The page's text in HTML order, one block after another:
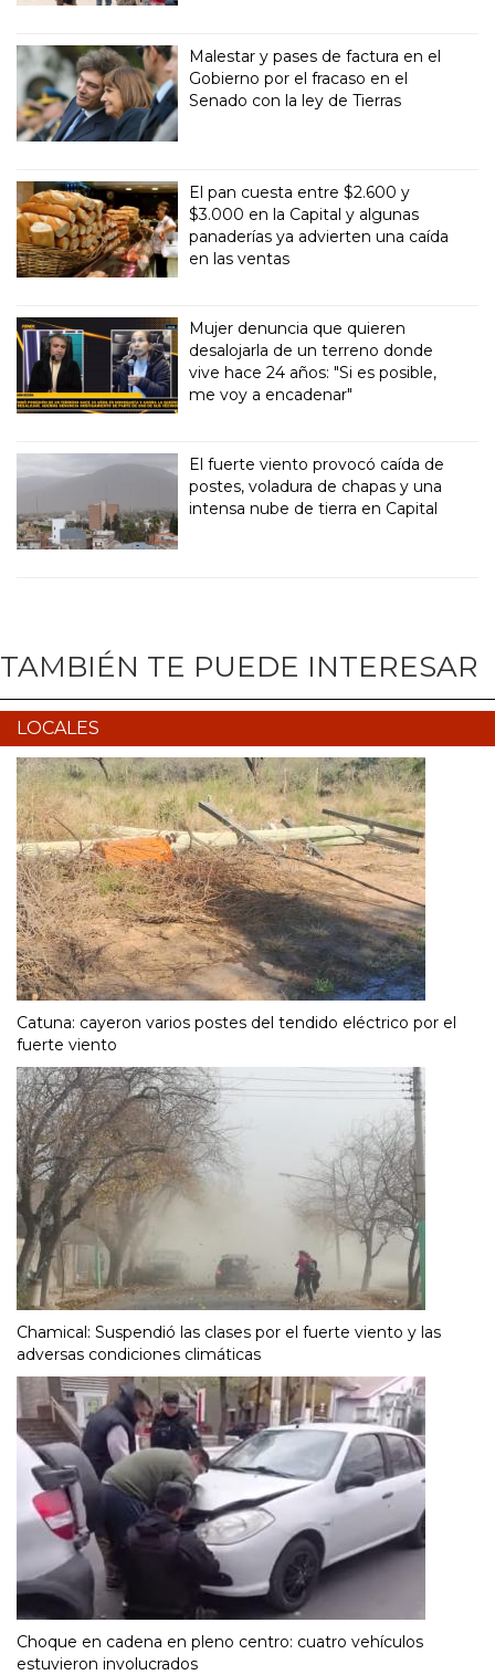
Malestar y pases de factura en el
Gobierno por el fracaso en el
Senado con la ley de Tierras
El pan cuesta entre $2.600 y
$3.000 en la Capital y algunas
panaderías ya advierten una caída
en las ventas
Mujer denuncia que quieren
desalojarla de un terreno donde
vive hace 24 años: "Si es posible,
me voy a encadenar"
El fuerte viento provocó caída de
postes, voladura de chapas y una
intensa nube de tierra en Capital
TAMBIÉN TE PUEDE INTERESAR
LOCALES
Catuna: cayeron varios postes del tendido eléctrico por el
fuerte viento
Chamical: Suspendió las clases por el fuerte viento y las
adversas condiciones climáticas
Choque en cadena en pleno centro: cuatro vehículos
estuvieron involucrados